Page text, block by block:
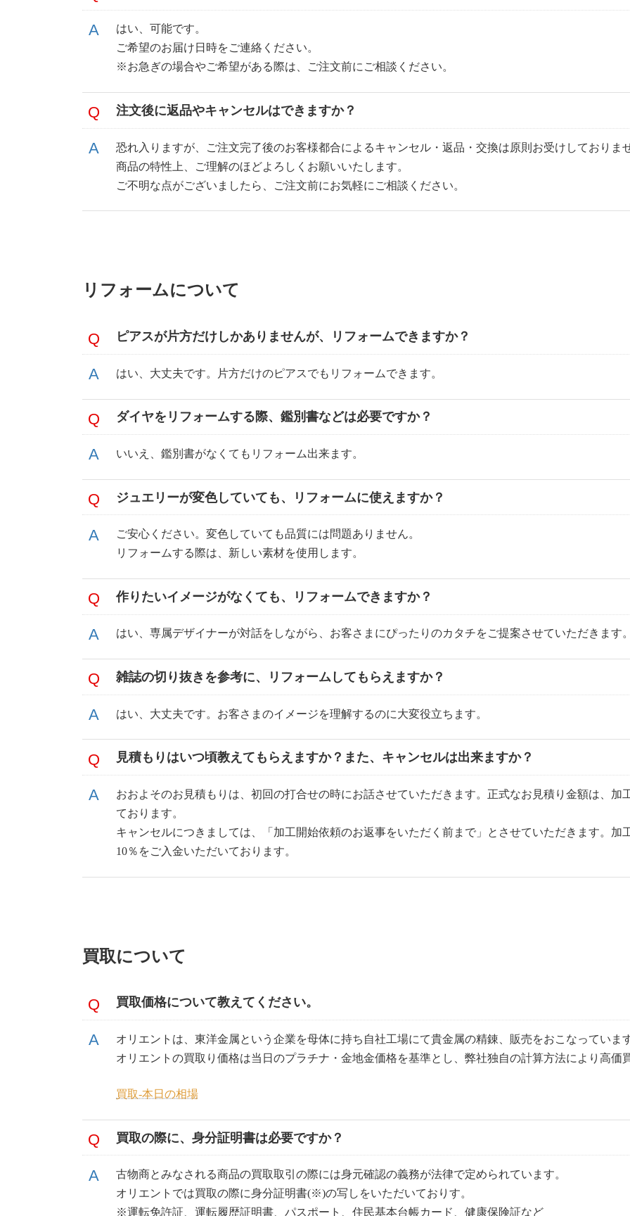
はい、可能です。
ご希望のお届け日時をご連絡ください。
※お急ぎの場合やご希望がある際は、ご注文前にご相談ください。
注文後に返品やキャンセルはできますか？
恐れ入りますが、ご注文完了後のお客様都合によるキャンセル・返品・交換は原則お受けしておりま
商品の特性上、ご理解のほどよろしくお願いいたします。
ご不明な点がございましたら、ご注文前にお気軽にご相談ください。
リフォームについて
ピアスが片方だけしかありませんが、リフォームできますか？
はい、大丈夫です。片方だけのピアスでもリフォームできます。
ダイヤをリフォームする際、鑑別書などは必要ですか？
いいえ、鑑別書がなくてもリフォーム出来ます。
ジュエリーが変色していても、リフォームに使えますか？
ご安心ください。変色していても品質には問題ありません。
リフォームする際は、新しい素材を使用します。
作りたいイメージがなくても、リフォームできますか？
はい、専属デザイナーが対話をしながら、お客さまにぴったりのカタチをご提案させていただきます
雑誌の切り抜きを参考に、リフォームしてもらえますか？
はい、大丈夫です。お客さまのイメージを理解するのに大変役立ちます。
見積もりはいつ頃教えてもらえますか？また、キャンセルは出来ますか？
おおよそのお見積もりは、初回の打合せの時にお話させていただきます。正式なお見積り金額は、加
ております。
キャンセルにつきましては、「加工開始依頼のお返事をいただく前まで」とさせていただきます。加
10％をご入金いただいております。
買取について
買取価格について教えてください。
オリエントは、東洋金属という企業を母体に持ち自社工場にて貴金属の精錬、販売をおこなっていま
オリエントの買取り価格は当日のプラチナ・金地金価格を基準とし、弊社独自の計算方法により高価
買取-本日の相場
買取の際に、身分証明書は必要ですか？
古物商とみなされる商品の買取取引の際には身元確認の義務が法律で定められています。
オリエントでは買取の際に身分証明書(※)の写しをいただいておりす。
※運転免許証、運転履歴証明書、パスポート、住民基本台帳カード、健康保険証など